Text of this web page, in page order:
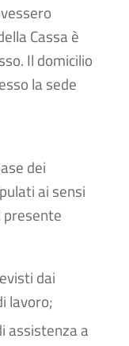
Cassa è
Il domicilio
la sede
dei
ai sensi
presente
dai
lavoro;
assistenza a